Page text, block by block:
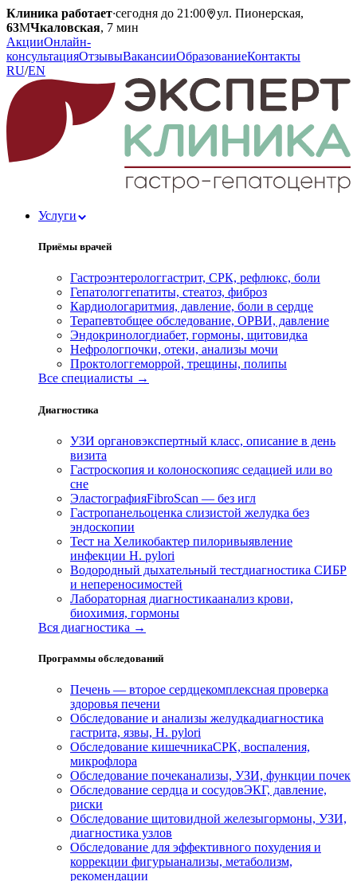
Клиника работает·сегодня до 21:00
ул. Пионерская,
63МЧкаловская, 7 мин
АкцииОнлайн-
консультацияОтзывыВакансииОбразованиеКонтакты
RU/EN
Услуги
Приёмы врачей
Гастроэнтерологгастрит, СРК, рефлюкс, боли
Гепатологгепатиты, стеатоз, фиброз
Кардиологаритмия, давление, боли в сердце
Терапевтобщее обследование, ОРВИ, давление
Эндокринологдиабет, гормоны, щитовидка
Нефрологпочки, отеки, анализы мочи
Проктологгеморрой, трещины, полипы
Все специалисты →
Диагностика
УЗИ органовэкспертный класс, описание в день
визита
Гастроскопия и колоноскопияс седацией или во
сне
ЭластографияFibroScan — без игл
Гастропанельоценка слизистой желудка без
эндоскопии
Тест на Хеликобактер пилоривыявление
инфекции H. pylori
Водородный дыхательный тестдиагностика СИБР
и непереносимостей
Лабораторная диагностикаанализ крови,
биохимия, гормоны
Вся диагностика →
Программы обследований
Печень — второе сердцекомплексная проверка
здоровья печени
Обследование и анализы желудкадиагностика
гастрита, язвы, H. pylori
Обследование кишечникаСРК, воспаления,
микрофлора
Обследование почеканализы, УЗИ, функции почек
Обследование сердца и сосудовЭКГ, давление,
риски
Обследование щитовидной железыгормоны, УЗИ,
диагностика узлов
Обследование для эффективного похудения и
коррекции фигурыанализы, метаболизм,
рекомендации